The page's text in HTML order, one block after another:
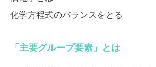
化学方程式のバランスをとる
「主要グループ要素」とは